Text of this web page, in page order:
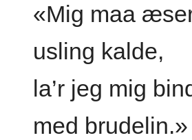
«Mig maa
usling kalde,
la’r jeg mig
med brudelin.»